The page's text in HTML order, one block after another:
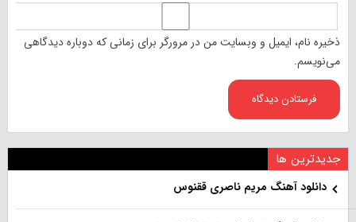
ذخیره نام، ایمیل و وبسایت من در مرورگر برای زمانی که دوباره دیدگاهی
می‌نویسم.
جدیدترین ها
دانلود آهنگ مریم ناصری ققنوس